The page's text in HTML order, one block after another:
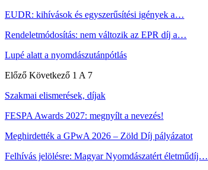
EUDR: kihívások és egyszerűsítési igények a…
Rendeletmódosítás: nem változik az EPR díj a…
Lupé alatt a nyomdászutánpótlás
Előző Következő 1 A 7
Szakmai elismerések, díjak
FESPA Awards 2027: megnyílt a nevezés!
Meghirdették a GPwA 2026 – Zöld Díj pályázatot
Felhívás jelölésre: Magyar Nyomdászatért életműdíj…